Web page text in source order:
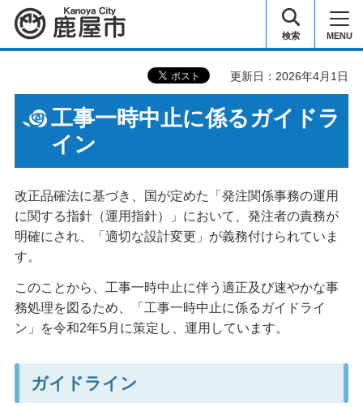
鹿屋市 検索 MENU
更新日：2026年4月1日
工事一時中止に係るガイドラ
イン
改正品確法に基づき、国が定めた「発注関係事務の運用
に関する指針（運用指針）」において、発注者の責務が
明確にされ、「適切な設計変更」が義務付けられていま
す。
このことから、工事一時中止に伴う適正及び速やかな事
務処理を図るため、「工事一時中止に係るガイドライ
ン」を令和2年5月に策定し、運用しています。
ガイドライン